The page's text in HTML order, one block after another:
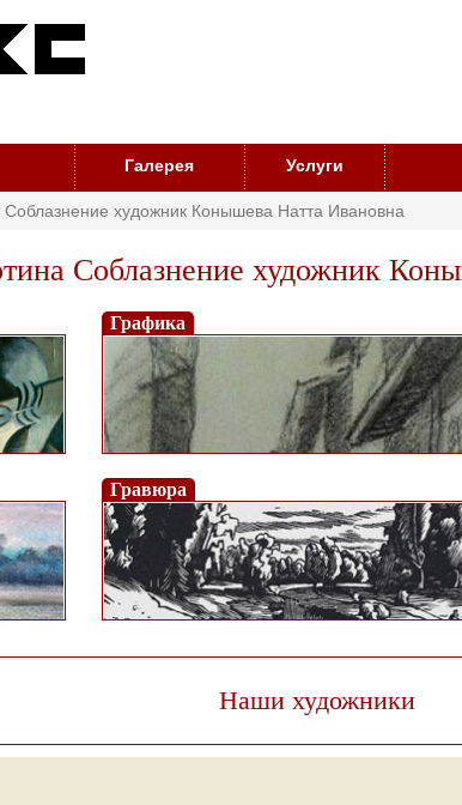
Галерея Услуги
художник Конышева Натта Ивановна
Соблазнение художник
Графика
Гравюра
Наши художники